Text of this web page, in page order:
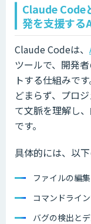
Claude Code
発を支援する
Claude Codeは、
ツールで、開発
トする仕組みで
どまらず、プロ
て文脈を理解し
です。
具体的には、以
ファイルの編
コマンドライ
バグの検出と